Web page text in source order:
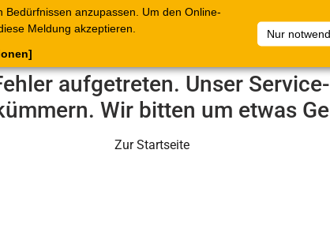
anzupassen. Um den Online-
Meldung akzeptieren.
Nur
Warenkorb Belege Artikelsammlungen
aufgetreten. Unser
Wir bitten um etwas
Zur Startseite